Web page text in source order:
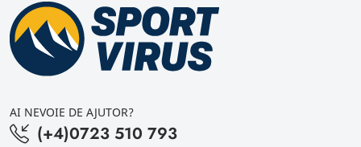
AI NEVOIE DE AJUTOR?
(+4)0723 510 793